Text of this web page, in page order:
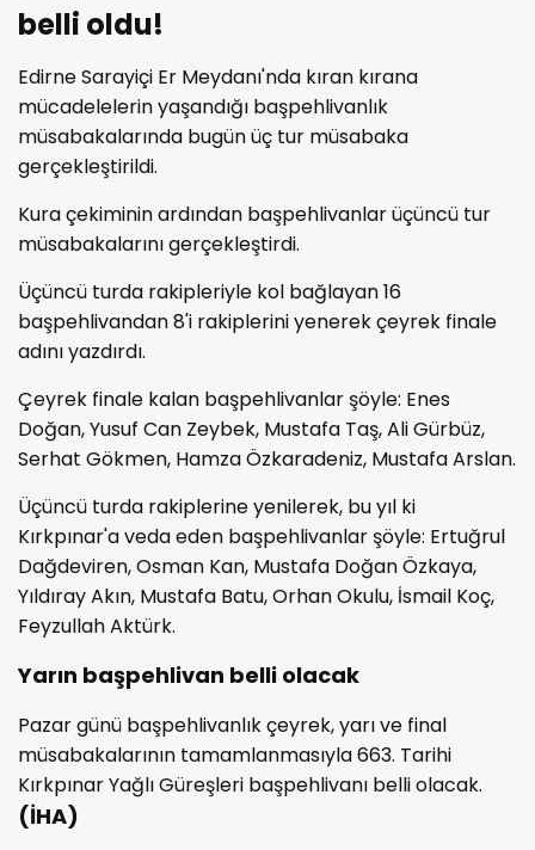
belli oldu!
Edirne Sarayiçi Er Meydanı'nda kıran kırana
mücadelelerin yaşandığı başpehlivanlık
müsabakalarında bugün üç tur müsabaka
gerçekleştirildi.
Kura çekiminin ardından başpehlivanlar üçüncü tur
müsabakalarını gerçekleştirdi.
Üçüncü turda rakipleriyle kol bağlayan 16
başpehlivandan 8'i rakiplerini yenerek çeyrek finale
adını yazdırdı.
Çeyrek finale kalan başpehlivanlar şöyle: Enes
Doğan, Yusuf Can Zeybek, Mustafa Taş, Ali Gürbüz,
Serhat Gökmen, Hamza Özkaradeniz, Mustafa Arslan.
Üçüncü turda rakiplerine yenilerek, bu yıl ki
Kırkpınar'a veda eden başpehlivanlar şöyle: Ertuğrul
Dağdeviren, Osman Kan, Mustafa Doğan Özkaya,
Yıldıray Akın, Mustafa Batu, Orhan Okulu, İsmail Koç,
Feyzullah Aktürk.
Yarın başpehlivan belli olacak
Pazar günü başpehlivanlık çeyrek, yarı ve final
müsabakalarının tamamlanmasıyla 663. Tarihi
Kırkpınar Yağlı Güreşleri başpehlivanı belli olacak.
(İHA)